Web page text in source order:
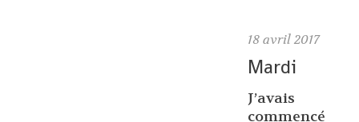
18 avril 2017
Mardi
J’avais
commencé